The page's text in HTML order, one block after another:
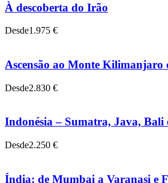
À descoberta do Irão
Desde1.975 €
Ascensão ao Monte Kilimanjaro
Desde2.830 €
Indonésia – Sumatra, Java, Bali
Desde2.250 €
Índia: de Mumbai a Varanasi e